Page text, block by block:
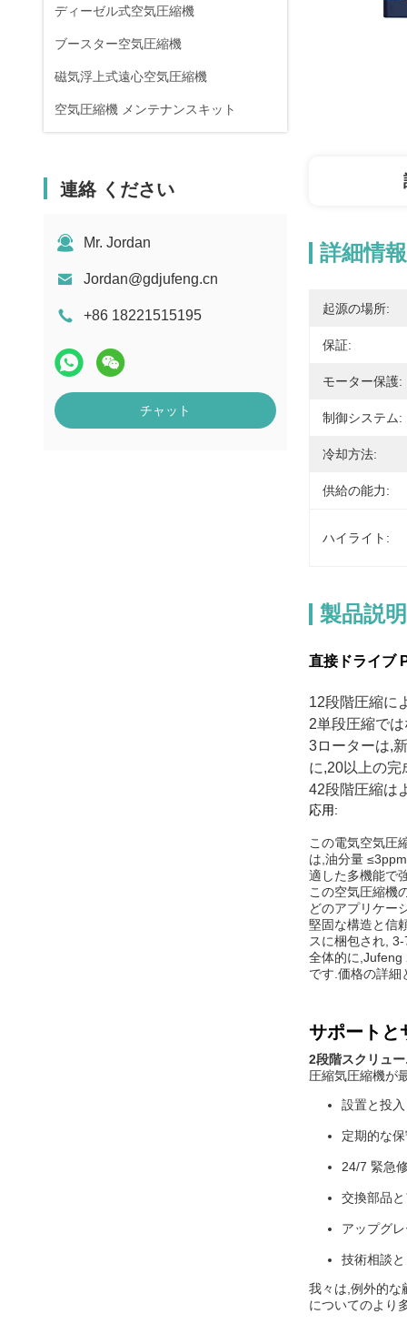
ディーゼル式空気圧縮機
ブースター空気圧縮機
磁気浮上式遠心空気圧縮機
空気圧縮機 メンテナンスキット
連絡 ください
Mr. Jordan
Jordan@gdjufeng.cn
+86 18221515195
チャット
詳細情報
起源の場所:
保証:
モーター保護:
制御システム:
冷却方法:
供給の能力:
ハイライト:
製品説明
直接ドライブ
12段階圧縮に
2単段圧縮で
3ローターは,
に,20以上の完
42段階圧縮は
応用:
この電気空気圧
は,油分量
適した多機能で
この空気圧縮機
どのアプリケー
堅固な構造と信
スに梱包され,
全体的に,Jufeng
です.価格の詳細
サポートと
2段階スクリュ
圧縮気圧縮機が
設置と投入
定期的な
24/7 緊急
交換部品
アップグ
技術相談
我々は,例外的な
についてのより